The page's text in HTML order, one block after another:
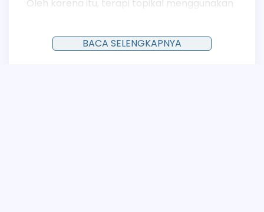
Oleh karena itu, terapi topikal menggunakan
tidak terlalu luas.BACA SELENGKAPNYA